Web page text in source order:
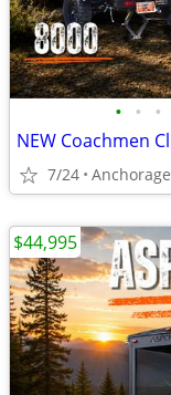
• • •
7/24 Anchorage
$44,995